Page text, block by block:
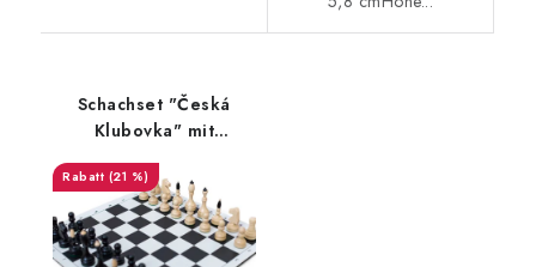
Schachset "Česká
Klubovka" mit
(21 %)